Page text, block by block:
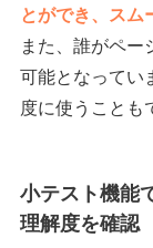
とができ、スム
また、誰がペー
可能となってい
度に使うことも
小テスト機能
理解度を確認